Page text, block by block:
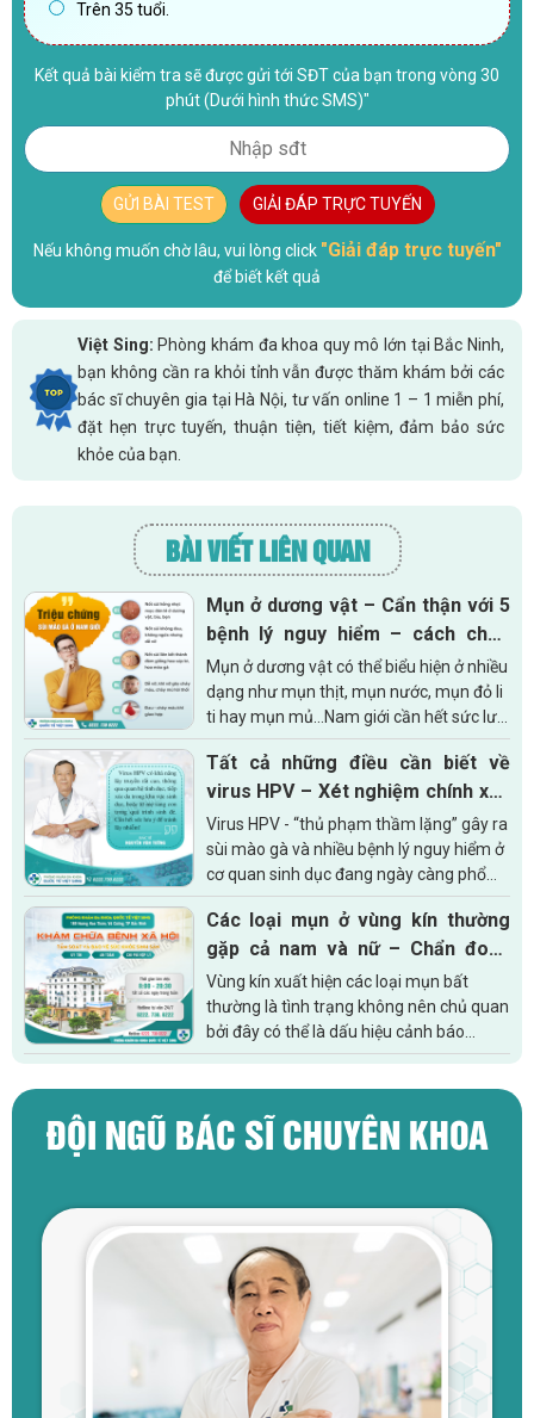
Trên 35 tuổi.
Kết quả bài kiểm tra sẽ được gửi tới SĐT của bạn trong vòng 30
phút (Dưới hình thức SMS)"
GỬI BÀI TEST GIẢI ĐÁP TRỰC TUYẾN
Nếu không muốn chờ lâu, vui lòng click "Giải đáp trực tuyến"
để biết kết quả
Việt Sing: Phòng khám đa khoa quy mô lớn tại Bắc Ninh,
bạn không cần ra khỏi tỉnh vẫn được thăm khám bởi các
bác sĩ chuyên gia tại Hà Nội, tư vấn online 1 – 1 miễn phí,
đặt hẹn trực tuyến, thuận tiện, tiết kiệm, đảm bảo sức
khỏe của bạn.
BÀI VIẾT LIÊN QUAN
Mụn ở dương vật – Cẩn thận với 5
bệnh lý nguy hiểm – cách chữa
hiệu quả hiện nay
Mụn ở dương vật có thể biểu hiện ở nhiều
dạng như mụn thịt, mụn nước, mụn đỏ li
ti hay mụn mủ…Nam giới cần hết sức lưu
ý, khi tình trạng này kéo dài quá 2 ngày,
có xu...
Tất cả những điều cần biết về
virus HPV – Xét nghiệm chính xác
tại Bắc Ninh!
Virus HPV - “thủ phạm thầm lặng” gây ra
sùi mào gà và nhiều bệnh lý nguy hiểm ở
cơ quan sinh dục đang ngày càng phổ
biến trong cộng đồng. Điều đáng lo ngại
là phần lớn người nhiễm...
Các loại mụn ở vùng kín thường
gặp cả nam và nữ – Chẩn đoán
sớm những bệnh lý nguy hiểm
Vùng kín xuất hiện các loại mụn bất
thường là tình trạng không nên chủ quan
bởi đây có thể là dấu hiệu cảnh báo
những bệnh lý cực kỳ nguy hiểm ảnh
ĐỘI NGŨ BÁC SĨ CHUYÊN KHOA